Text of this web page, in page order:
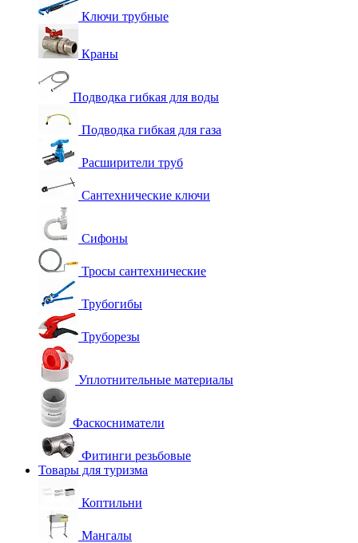
Ключи трубные
Краны
Подводка гибкая для воды
Подводка гибкая для газа
Расширители труб
Сантехнические ключи
Сифоны
Тросы сантехнические
Трубогибы
Труборезы
Уплотнительные материалы
Фаскосниматели
Фитинги резьбовые
Товары для туризма
Коптильни
Мангалы